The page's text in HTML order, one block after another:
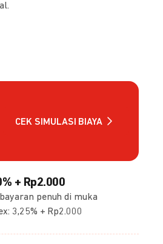
CEK SIMULASI BIAYA
+ Rp2.000
penuh di muka
3,25% + Rp2.000